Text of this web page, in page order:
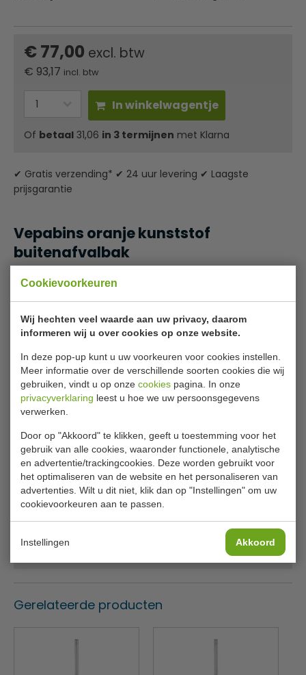
Cookievoorkeuren
Wij hechten veel waarde aan uw privacy, daarom
informeren wij u over cookies op onze website.
In deze pop-up kunt u uw voorkeuren voor cookies instellen.
Meer informatie over de verschillende soorten cookies die wij
gebruiken, vindt u op onze cookies pagina. In onze
privacyverklaring leest u hoe we uw persoonsgegevens
verwerken.
Door op "Akkoord" te klikken, geeft u toestemming voor het
gebruik van alle cookies, waaronder functionele, analytische
en advertentie/trackingcookies. Deze worden gebruikt voor
het optimaliseren van de website en het personaliseren van
advertenties. Wilt u dit niet, klik dan op "Instellingen" om uw
cookievoorkeuren aan te passen.
Instellingen Akkoord
€ 77,00 excl. btw
€ 93,17 incl. btw
In winkelwagentje
Of betaal 31,06 in 3 termijnen met Klarna
✔ Gratis verzending* ✔ 24 uur levering ✔ Laagste
prijsgarantie
Vepabins oranje kunststof
buitenafvalbak
De kap beschermt tegen inregenen en voorkomt inworp
buitengelegenheid schoon en opgeruimd. Geschikt voor
montage aan wand of paal.
Ook verkrijgbaar in de kleur groen
Geschikt voor montage aan wand of paal
Specificaties
Model
VB 870000
Nummer
31008568
L x B x H
33.5 x 43.2 x 74.5 cm
Inhoud
50 liter
Gerelateerde producten